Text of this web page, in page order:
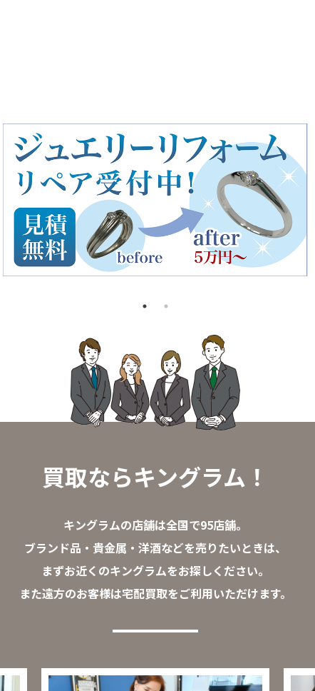
買取ならキングラム！
キングラムの店舗は全国で95店舗。
ブランド品・貴金属・洋酒などを売りたいときは、
まずお近くのキングラムをお探しください。
また遠方のお客様は宅配買取をご利用いただけます。